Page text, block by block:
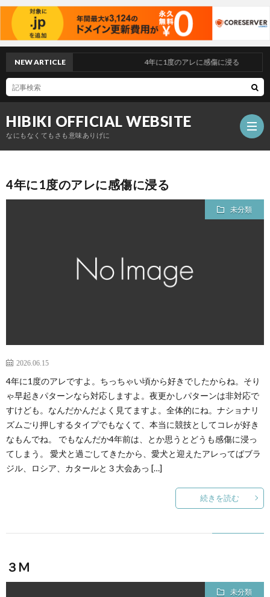
HIBIKI OFFICIAL WEBSITE
なにもなくてもさも意味ありげに
NEW ARTICLE 4年に1度のアレに感傷に浸る
4年に1度のアレに感傷に浸る
未分類
2026.06.15
4年に1度のアレですよ。ちっちゃい頃から好きでしたからね。そり
ゃ早起きパターンなら対応しますよ。夜更かしパターンは非対応で
すけども。なんだかんだよく見てますよ。全体的にね。ナショナリ
ズムごり押しするタイプでもなくて、本当に競技としてコレが好き
なもんでね。 でもなんだか4年前は、とか思うとどうも感傷に浸っ
てしまう。 愛犬と過ごしてきたから、愛犬と迎えたアレってばブラ
ジル、ロシア、カタールと３大会あっ […]
続きを読む
３M
未分類